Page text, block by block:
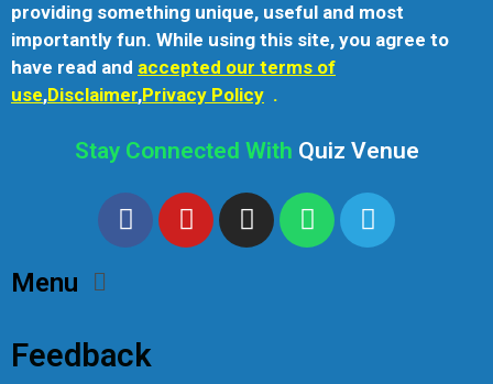
providing something unique, useful and most
importantly fun. While using this site, you agree to
have read and accepted our terms of
use,Disclaimer,Privacy Policy .
Stay Connected With Quiz Venue
Menu
Feedback